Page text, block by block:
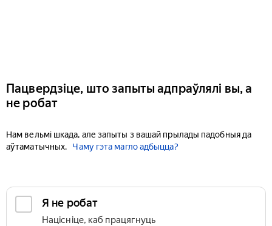
Пацвердзіце, што запыты адпраўлялі вы, а
не робат
Нам вельмі шкада, але запыты з вашай прылады падобныя да
аўтаматычных.
Чаму гэта магло адбыцца?
Я не робат
Націсніце, каб працягнуць